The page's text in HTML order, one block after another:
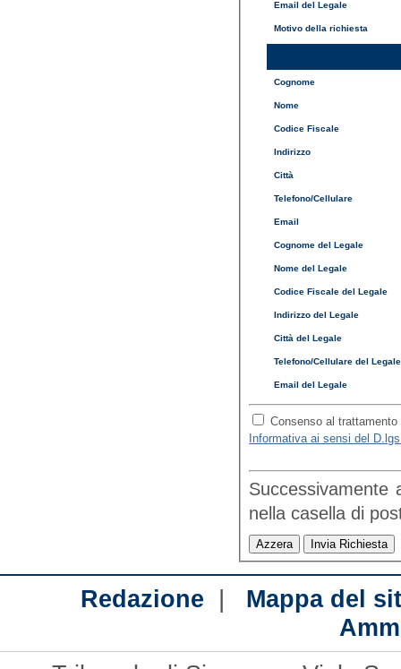
Email del Legale
Motivo della richiesta
Cognome
Nome
Codice Fiscale
Indirizzo
Città
Telefono/Cellulare
Email
Cognome del Legale
Nome del Legale
Codice Fiscale del Legale
Indirizzo del Legale
Città del Legale
Telefono/Cellulare del Legale
Email del Legale
Consenso al
Informativa ai sensi del
Successivamente
nella
Redazione | Mappa del